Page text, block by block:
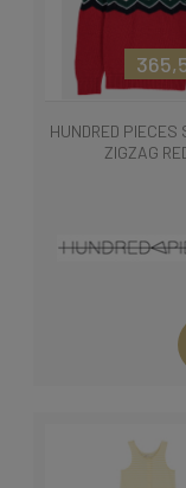
HUNDRED
ZIGZAG